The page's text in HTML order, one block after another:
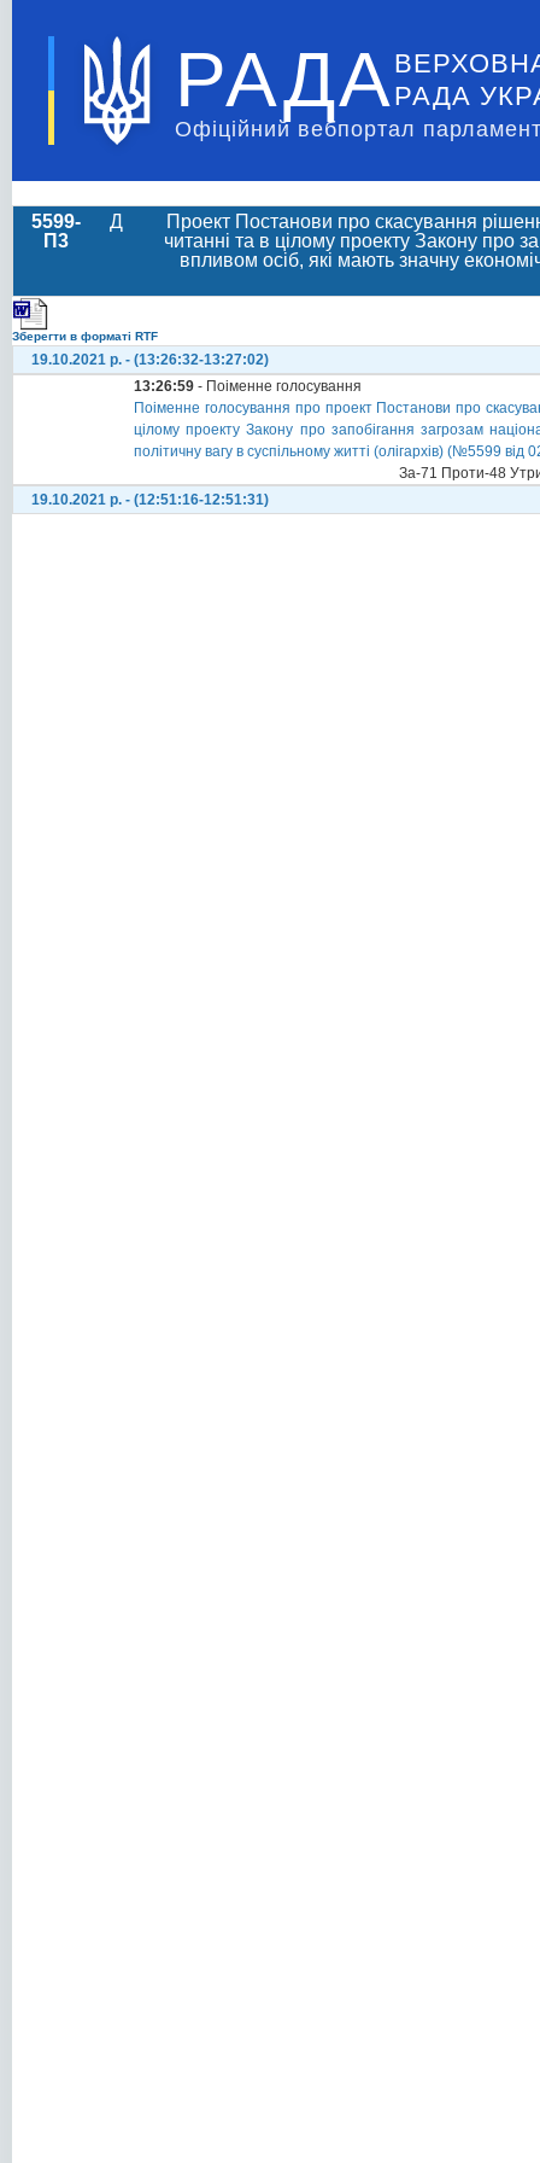
РАДА РАДА
Офіційний вебпортал
5599-
П3
Д
Проект Постанови про скасування
читанні та в цілому проекту Закону про
впливом осіб, які мають значну
Зберегти в форматі RTF
19.10.2021 р. - (13:26:32-13:27:02)
13:26:59 - Поіменне голосування
Поіменне голосування про проект Постанови про
цілому проекту Закону про запобігання загрозам
політичну вагу в суспільному житті (олігархів) (№5599
За-71 Проти-48
19.10.2021 р. - (12:51:16-12:51:31)